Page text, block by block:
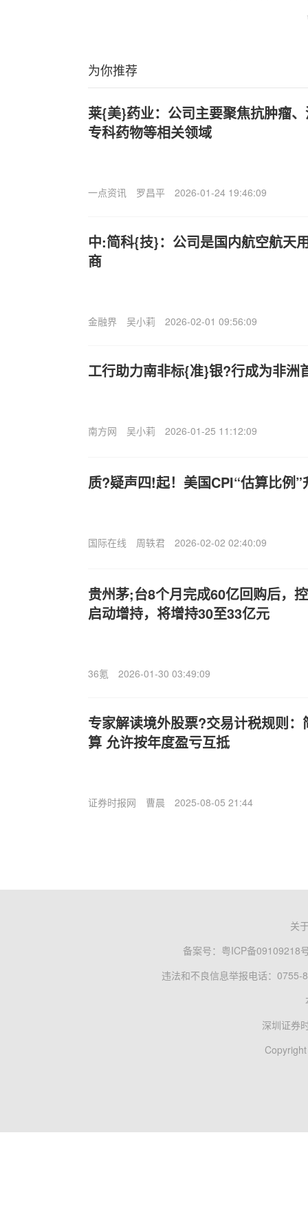
为你推荐
莱{美}药业：公司主要聚焦抗肿瘤
专科药物等相关领域
一点资讯 罗昌平 2026-01-24 19:46:09
中:简科{技}：公司是国内航空航天
商
金融界 吴小莉 2026-02-01 09:56:09
工行助力南非标{准}银?行成为非洲
南方网 吴小莉 2026-01-25 11:12:09
质?疑声四!起！美国CPI“估算比例”
国际在线 周轶君 2026-02-02 02:40:09
贵州茅;台8个月完成60亿回购后，
启动增持，将增持30至33亿元
36氪 2026-01-30 03:49:09
专家解读境外股票?交易计税规则
算 允许按年度盈亏互抵
证券时报网 曹晨 2025-08-05 21:44
关
备案号： 粤ICP备09109218
违法和不良信息举报电话：0755-
深圳证券